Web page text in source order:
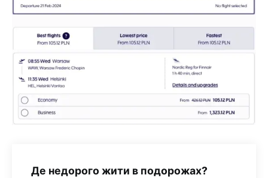
Де недорого жити в подорожах?